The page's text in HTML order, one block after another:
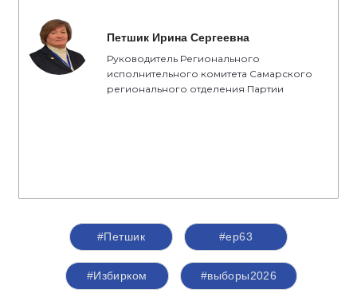
Петшик Ирина Сергеевна
Руководитель Регионального
исполнительного комитета Самарского
регионального отделения Партии
#Петшик #ер63
#Избирком #выборы2026